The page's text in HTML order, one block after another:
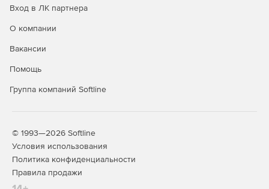
Редактор стандартных сметных отчетов.
Фильтр во всех справочниках.
Автоматический расчет массы строительного мусора
Вход в ЛК партнера
О компании
Вакансии
Помощь
Группа компаний Softline
© 1993—2026 Softline
Условия использования
Политика конфиденциальности
Правила продажи